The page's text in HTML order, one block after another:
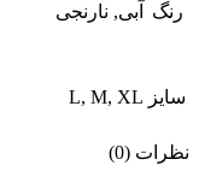
رنگ آبی, نارنجی
سایز L, M, XL
نظرات (0)